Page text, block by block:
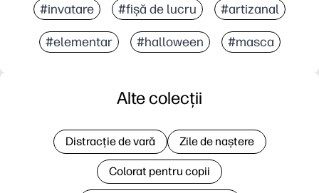
#invatare #fișă de lucru #artizanal
#elementar #halloween #masca
Alte colecții
Distracție de vară Zile de naștere
Colorat pentru copii